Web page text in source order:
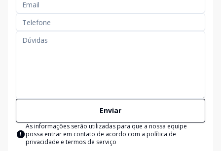
Enviar
As informações serão utilizadas para que a nossa equipe
possa entrar em contato de acordo com a política de
privacidade e termos de serviço